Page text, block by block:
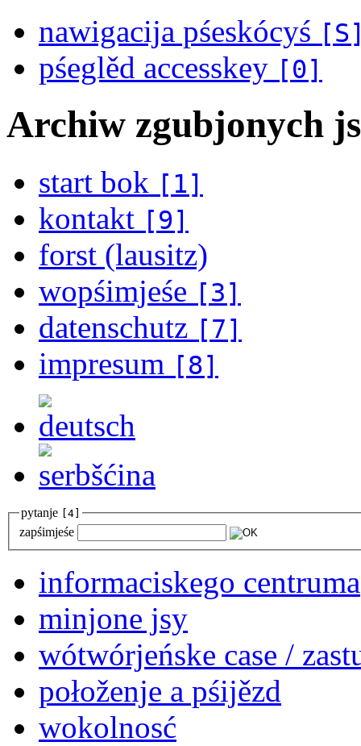
nawigacija pśeskócyś
pśeglěd accesskey [0]
Archiw zgubjonych
start bok [1]
kontakt [9]
forst (lausitz)
wopśimjeśe [3]
datenschutz [7]
impresum [8]
pytanje [4]
zapśimjeśe
informaciskego centruma
minjone jsy
wótwórjeńske case /
połoženje a pśijězd
wokolnosć